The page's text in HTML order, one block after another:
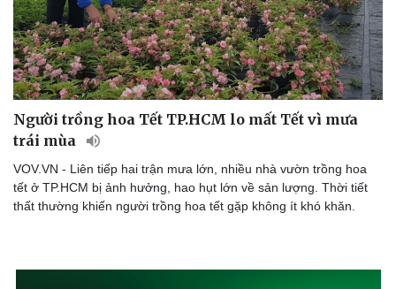
Lịch thi đấu bóng đá
Thế giới thể thao
eSports
Hậu trường
Xe máy
Tư vấn
Người trồng hoa Tết TP.HCM lo mất Tết vì mưa
trái mùa
VOV.VN - Liên tiếp hai trận mưa lớn, nhiều nhà vườn trồng hoa
tết ở TP.HCM bị ảnh hưởng, hao hụt lớn về sản lượng. Thời tiết
thất thường khiến người trồng hoa tết gặp không ít khó khăn.